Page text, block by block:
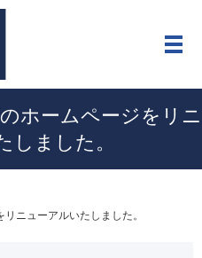
メ
ホームページをリニ
しました。
ニューアルいたしました。